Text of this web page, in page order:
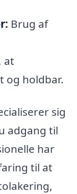
Brug af
at
og holdbar.
sig
adgang til
har
til at